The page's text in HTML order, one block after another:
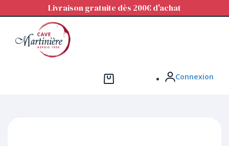
Livraison gratuite dès 200€ d'achat
Connexion
Panneau de gestion des cookies